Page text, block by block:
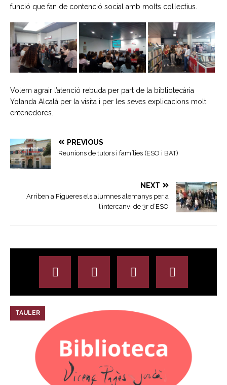
funció que fan de contenció social amb molts col·lectius.
Volem agrair l’atenció rebuda per part de la bibliotecària
Yolanda Alcalà per la visita i per les seves explicacions molt
entenedores.
PREVIOUS
Reunions de tutors i famílies (ESO i BAT)
NEXT
Arriben a Figueres els alumnes alemanys per a
l’intercanvi de 3r d’ESO
TAULER